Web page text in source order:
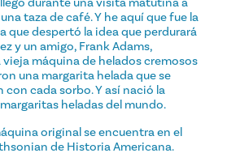
taza de café. Y he aquí que fue la
que despertó la idea que perdurará
y un amigo, Frank Adams,
máquina de helados cremosos
una margarita helada que se
cada sorbo. Y así nació la
heladas del mundo.
original se encuentra en el
de Historia Americana.